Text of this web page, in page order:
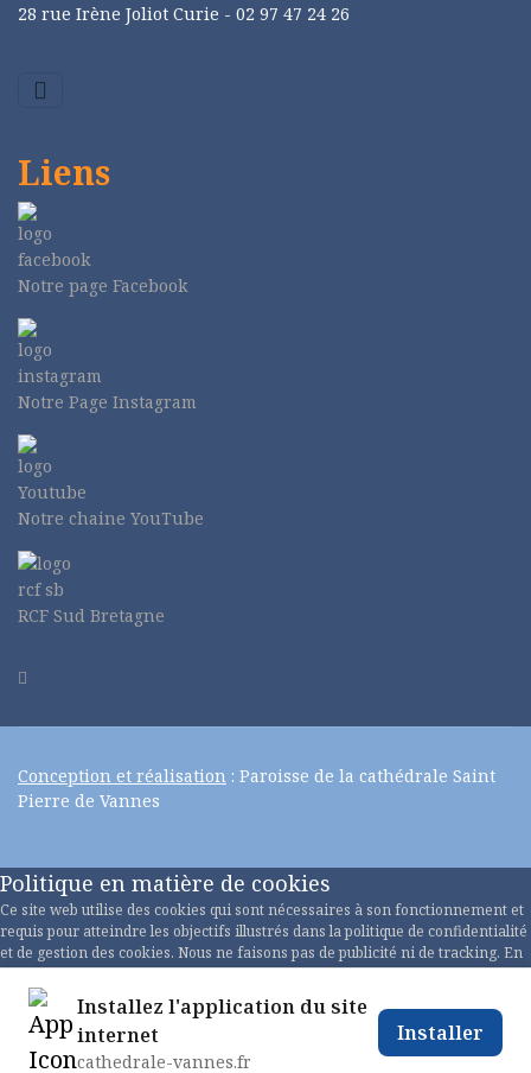
28 rue Irène Joliot Curie - 02 97 47 24 26
Liens
Notre page Facebook
Notre Page Instagram
Notre chaine YouTube
RCF Sud Bretagne
Conception et réalisation : Paroisse de la cathédrale Saint
Pierre de Vannes
Politique en matière de cookies
Ce site web utilise des cookies qui sont nécessaires à son fonctionnement et
requis pour atteindre les objectifs illustrés dans la politique de confidentialité
et de gestion des cookies. Nous ne faisons pas de publicité ni de tracking. En
acceptant ceci OU en faisant défiler cette page OU en continuant à naviguer,
vous acceptez notre politique de confidentialité.
Politique de confidentialité
Installez l'application du site
internet
cathedrale-vannes.fr
Installer